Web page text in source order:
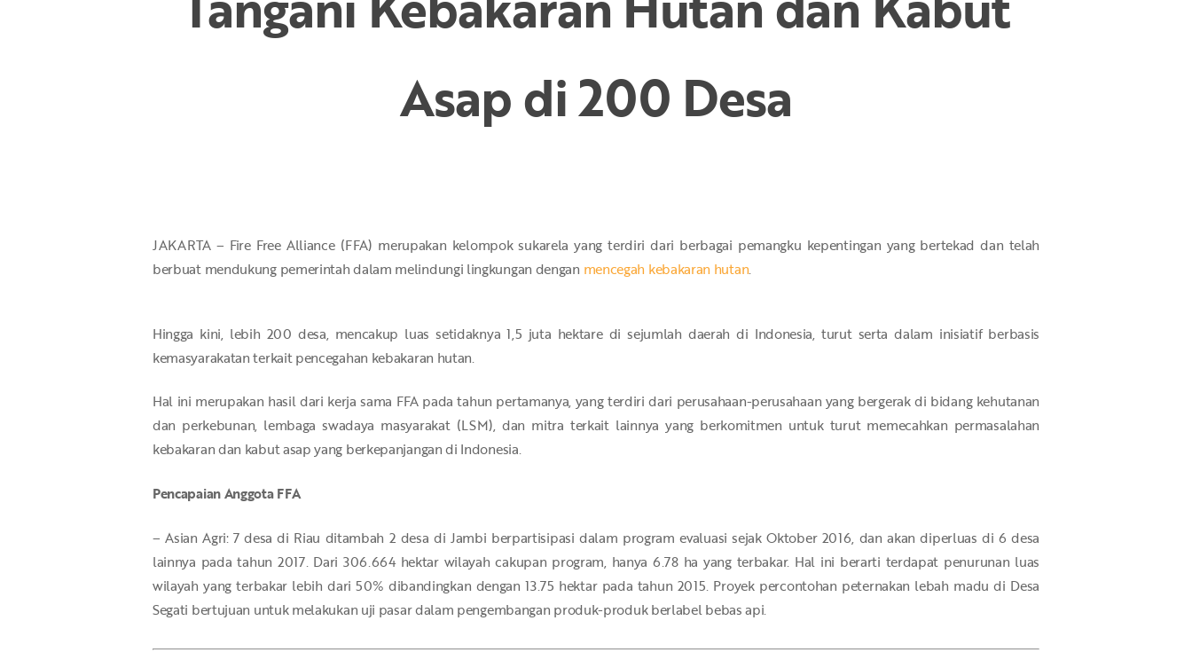
Asap di 200 Desa
JAKARTA – Fire Free Alliance (FFA) merupakan kelompok sukarela yang terdiri dari berbagai pemangku kepentingan yang bertekad dan telah
berbuat mendukung pemerintah dalam melindungi lingkungan dengan mencegah kebakaran hutan.
Hingga kini, lebih 200 desa, mencakup luas setidaknya 1,5 juta hektare di sejumlah daerah di Indonesia, turut serta dalam inisiatif berbasis
kemasyarakatan terkait pencegahan kebakaran hutan.
Hal ini merupakan hasil dari kerja sama FFA pada tahun pertamanya, yang terdiri dari perusahaan-perusahaan yang bergerak di bidang kehutanan
dan perkebunan, lembaga swadaya masyarakat (LSM), dan mitra terkait lainnya yang berkomitmen untuk turut memecahkan permasalahan
kebakaran dan kabut asap yang berkepanjangan di Indonesia.
Pencapaian Anggota FFA
– Asian Agri: 7 desa di Riau ditambah 2 desa di Jambi berpartisipasi dalam program evaluasi sejak Oktober 2016, dan akan diperluas di 6 desa
lainnya pada tahun 2017. Dari 306.664 hektar wilayah cakupan program, hanya 6.78 ha yang terbakar. Hal ini berarti terdapat penurunan luas
wilayah yang terbakar lebih dari 50% dibandingkan dengan 13.75 hektar pada tahun 2015. Proyek percontohan peternakan lebah madu di Desa
Segati bertujuan untuk melakukan uji pasar dalam pengembangan produk-produk berlabel bebas api.